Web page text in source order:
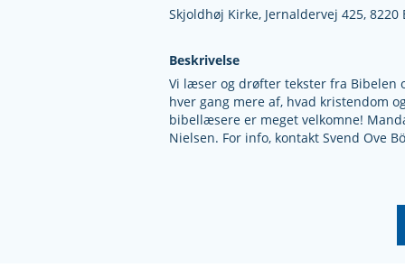
Skjoldhøj Kirke, Jernaldervej 425,8220
Beskrivelse
Vi læser og drøfter tekster fra Bibelen
hver gang mere af, hvad kristendom
bibellæsere er meget velkomne!
Nielsen. For info, kontakt Svend Ove